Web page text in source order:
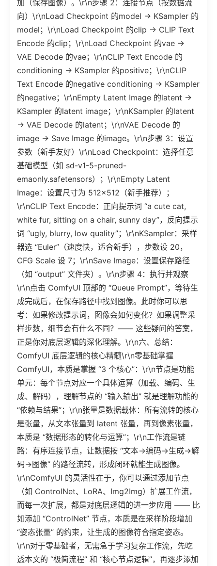
加（保存图像）。\r\n步骤 2：连接节点（按数据流
向）\r\nLoad Checkpoint 的model → KSampler 的
model；\r\nLoad Checkpoint 的clip → CLIP Text
Encode 的clip；\r\nLoad Checkpoint 的vae →
VAE Decode 的vae；\r\nCLIP Text Encode 的
conditioning → KSampler 的positive；\r\nCLIP
Text Encode 的negative conditioning → KSampler
的negative；\r\nEmpty Latent Image 的latent →
KSampler 的latent image；\r\nKSampler 的latent
→ VAE Decode 的latent；\r\nVAE Decode 的
image → Save Image 的image。\r\n步骤 3：设置
参数（新手友好）\r\nLoad Checkpoint：选择任意
基础模型（如 sd-v1-5-pruned-
emaonly.safetensors）；\r\nEmpty Latent
Image：设置尺寸为 512×512（新手推荐）；
\r\nCLIP Text Encode：正向提示词 “a cute cat,
white fur, sitting on a chair, sunny day”，反向提示
词 “ugly, blurry, low quality”；\r\nKSampler：采样
器选 “Euler”（速度快，适合新手），步数设 20，
CFG Scale 设 7；\r\nSave Image：设置保存路径
（如 “output” 文件夹）。\r\n步骤 4：执行并观察
\r\n点击 ComfyUI 顶部的 “Queue Prompt”，等待生
成完成后，在保存路径中找到图像。此时你可以思
考：如果修改提示词，图像会如何变化？如果调整采
样步数，细节会有什么不同？—— 这些疑问的答案，
正是你对底层逻辑的深化理解。\r\n六、总结：
ComfyUI 底层逻辑的核心精髓\r\n零基础掌握
ComfyUI，本质是掌握 “3 个核心”：\r\n节点是功能
单元：每个节点对应一个具体运算（加载、编码、生
成、解码），理解节点的 “输入输出” 就是理解功能的
“依赖与结果”；\r\n张量是数据载体：所有流转的核心
是张量，从文本张量到 latent 张量，再到像素张量，
本质是 “数据形态的转化与运算”；\r\n工作流是链
路：有序连接节点，让数据按 “文本→编码→生成→解
码→图像” 的路径流转，形成闭环就能生成图像。
\r\nComfyUI 的灵活性在于，你可以通过添加节点
（如 ControlNet、LoRA、Img2Img）扩展工作流，
而每一次扩展，都是对底层逻辑的进一步应用 —— 比
如添加 “ControlNet” 节点，本质是在采样阶段增加
“姿态张量” 的约束，让生成的图像符合指定姿态。
\r\n对于零基础者，无需急于学习复杂工作流，先吃
透本文的 “极简流程” 和 “核心节点逻辑”，再逐步添加